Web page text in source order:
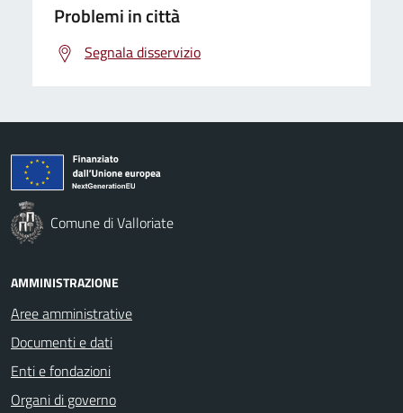
Problemi in città
Segnala disservizio
Comune di Valloriate
AMMINISTRAZIONE
Aree amministrative
Documenti e dati
Enti e fondazioni
Organi di governo